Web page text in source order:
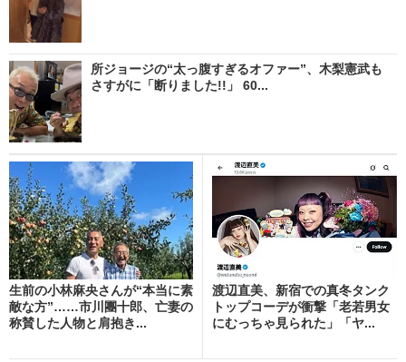
所ジョージの“太っ腹すぎるオファー”、木梨憲武も
さすがに「断りました!!」 60...
生前の小林麻央さんが“本当に素
敵な方”……市川團十郎、亡妻の
称賛した人物と肩抱き...
渡辺直美、新宿での真冬タンク
トップコーデが衝撃「老若男女
にむっちゃ見られた」「ヤ...